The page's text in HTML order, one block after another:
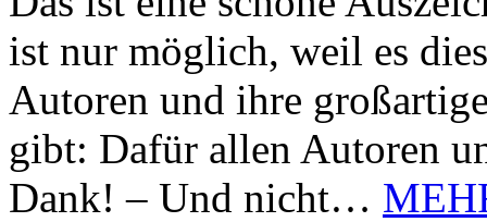
ist nur möglich, weil es
Autoren und ihre
gibt: Dafür allen Autoren
Dank! – Und nicht…